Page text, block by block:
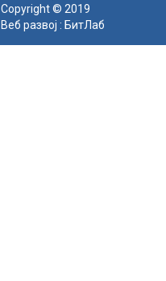
Copyright © 2019
Веб развој : БитЛаб